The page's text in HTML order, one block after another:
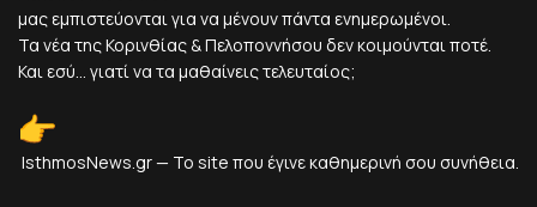
μας εμπιστεύονται για να μένουν πάντα ενημερωμένοι.
Τα νέα της Κορινθίας & Πελοποννήσου δεν κοιμούνται ποτέ.
Και εσύ... γιατί να τα μαθαίνεις τελευταίος;
IsthmosNews.gr — Το site που έγινε καθημερινή σου συνήθεια.